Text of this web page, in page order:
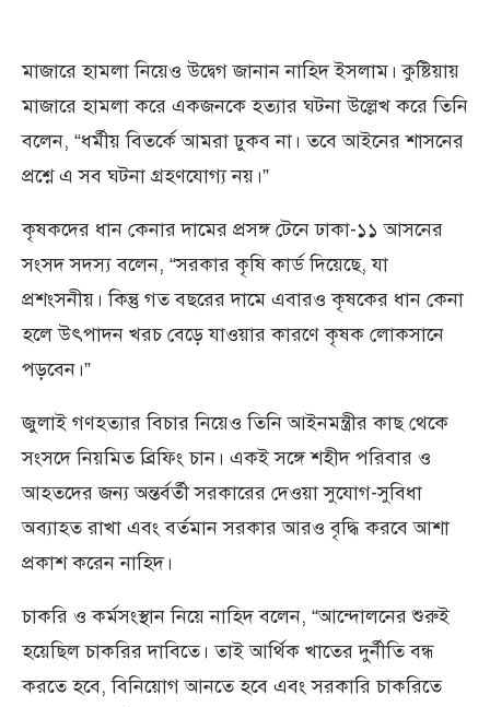
মাজারে হামলা নিয়েও উদ্বেগ জানান নাহিদ ইসলাম। কুষ্টিয়ায়
মাজারে হামলা করে একজনকে হত্যার ঘটনা উল্লেখ করে তিনি
বলেন, “ধর্মীয় বিতর্কে আমরা ঢুকব না। তবে আইনের শাসনের
প্রশ্নে এ সব ঘটনা গ্রহণযোগ্য নয়।”
কৃষকদের ধান কেনার দামের প্রসঙ্গ টেনে ঢাকা-১১ আসনের
সংসদ সদস্য বলেন, “সরকার কৃষি কার্ড দিয়েছে, যা
প্রশংসনীয়। কিন্তু গত বছরের দামে এবারও কৃষকের ধান কেনা
হলে উৎপাদন খরচ বেড়ে যাওয়ার কারণে কৃষক লোকসানে
পড়বেন।”
জুলাই গণহত্যার বিচার নিয়েও তিনি আইনমন্ত্রীর কাছ থেকে
সংসদে নিয়মিত ব্রিফিং চান। একই সঙ্গে শহীদ পরিবার ও
আহতদের জন্য অন্তর্বর্তী সরকারের দেওয়া সুযোগ-সুবিধা
অব্যাহত রাখা এবং বর্তমান সরকার আরও বৃদ্ধি করবে আশা
প্রকাশ করেন নাহিদ।
চাকরি ও কর্মসংস্থান নিয়ে নাহিদ বলেন, “আন্দোলনের শুরুই
হয়েছিল চাকরির দাবিতে। তাই আর্থিক খাতের দুর্নীতি বন্ধ
করতে হবে, বিনিয়োগ আনতে হবে এবং সরকারি চাকরিতে